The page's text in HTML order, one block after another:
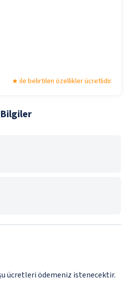
ile belirtilen özellikler ücretlidir.
Bilgiler
ücretleri ödemeniz istenecektir.